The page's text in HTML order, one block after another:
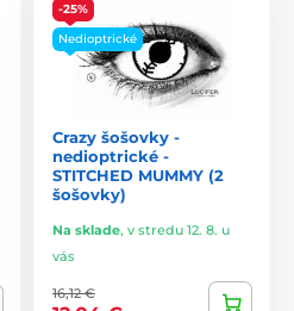
-25%
Nedioptrické
Crazy šošovky -
nedioptrické -
STITCHED MUMMY (2
šošovky)
Na sklade, v stredu 12. 8. u
vás
16,12 €